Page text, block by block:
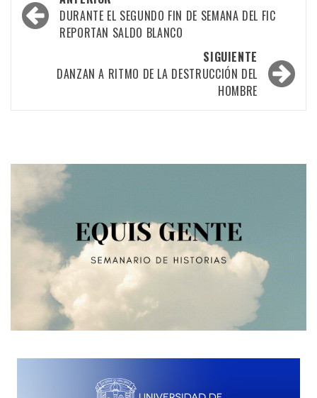
por
entradas
DURANTE EL SEGUNDO FIN DE SEMANA DEL FIC
REPORTAN SALDO BLANCO
SIGUIENTE
DANZAN A RITMO DE LA DESTRUCCIÓN DEL
HOMBRE